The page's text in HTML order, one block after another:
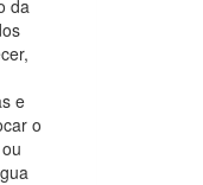
da
e
o